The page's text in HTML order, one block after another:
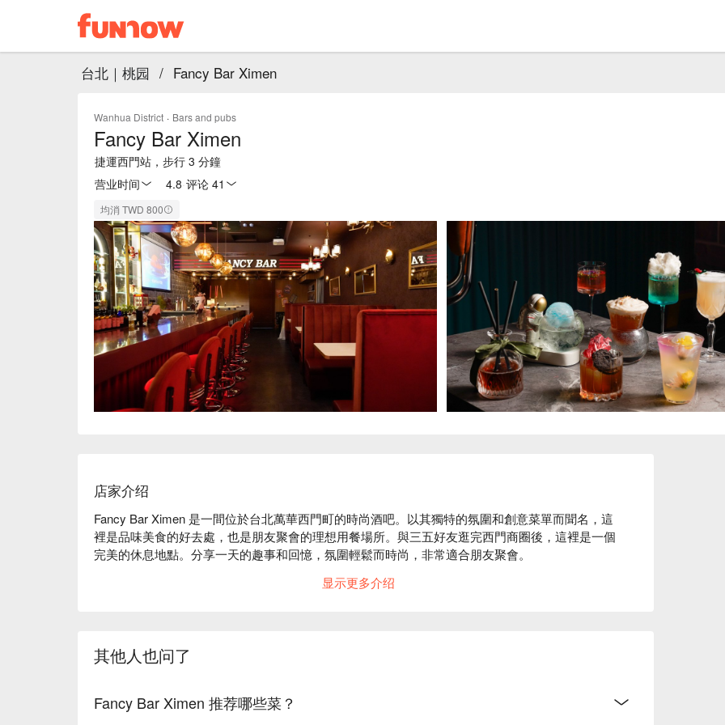
台北｜桃园 / Fancy Bar Ximen
Wanhua District · Bars and pubs
Fancy Bar Ximen
捷運西門站，步行 3 分鐘
营业时间
4.8 评论 41
均消 TWD 800
店家介绍
Fancy Bar Ximen 是一間位於台北萬華西門町的時尚酒吧。以其獨特的氛圍和創意菜單而聞名，這
裡是品味美食的好去處，也是朋友聚會的理想用餐場所。與三五好友逛完西門商圈後，這裡是一個
完美的休息地點。分享一天的趣事和回憶，氛圍輕鬆而時尚，非常適合朋友聚會。
显示更多介绍
其他人也问了
Fancy Bar Ximen 推荐哪些菜？